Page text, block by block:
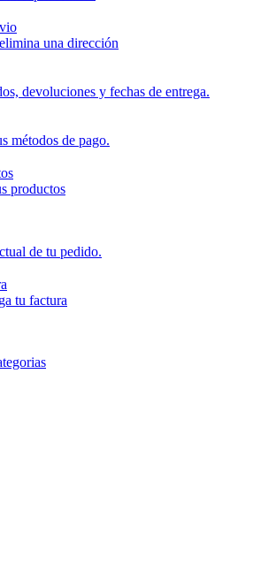
una dirección
devoluciones y fechas de entrega.
métodos de pago.
productos
de tu pedido.
tu factura